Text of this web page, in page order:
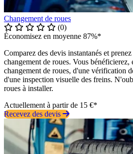
Changement de roues
(0)
Économisez en moyenne 87%*
Comparez des devis instantanés et
changement de roues. Vous bénéficierez,
changement de roues, d'une vérification
d'une inspection visuelle des freins.
roues à installer.
Actuellement à partir de 15 €*
Recevez des devis